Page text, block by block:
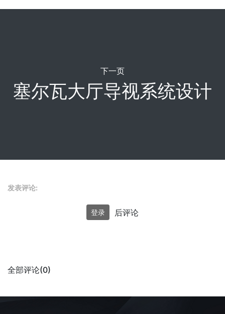
下一页
塞尔瓦大厅导视系统设计
发表评论:
登录 后评论
全部评论(0)